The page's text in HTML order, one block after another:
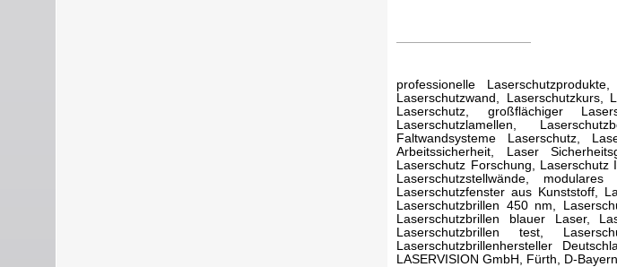
professionelle
Laserschutzwand, Laserschutzkurs,
Laserschutz, großflächiger
Laserschutzlamellen,
Faltwandsysteme Laserschutz,
Arbeitssicherheit, Laser
Laserschutz Forschung,
Laserschutzstellwände,
Laserschutzfenster aus Kunststoff,
Laserschutzbrillen 450 nm,
Laserschutzbrillen blauer Laser,
Laserschutzbrillen test,
Laserschutzbrillenhersteller
LASERVISION GmbH, Fürth, D-Bayern